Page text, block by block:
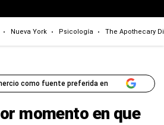
Nueva York Psicología The Apothecary
como fuente preferida en
momento en que